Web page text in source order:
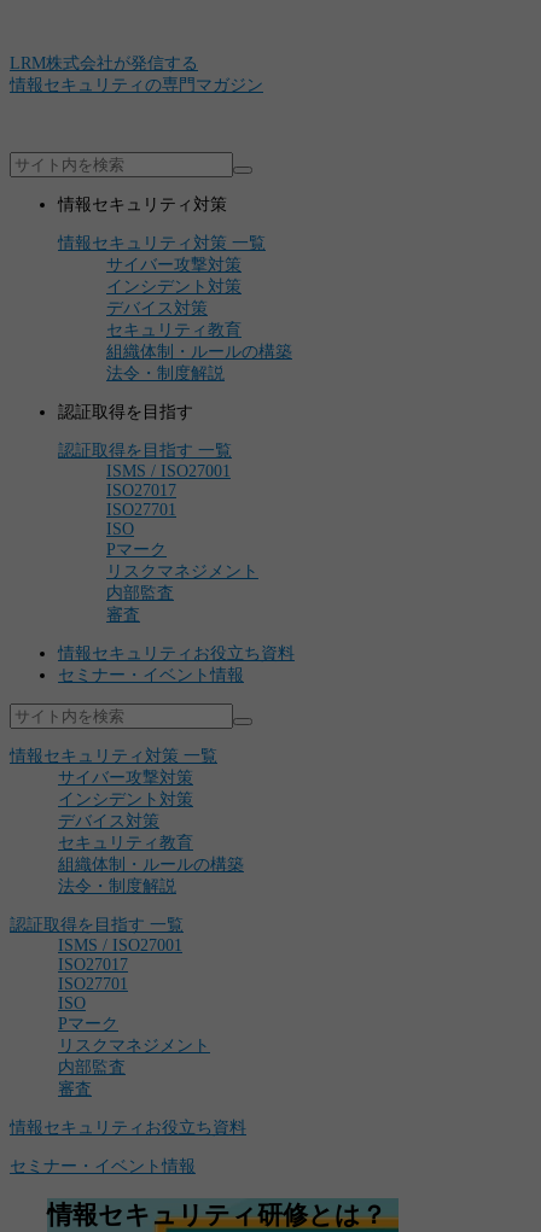
LRM株式会社が発信する
情報セキュリティの専門マガジン
情報セキュリティ対策
情報セキュリティ対策 一覧
サイバー攻撃対策
インシデント対策
デバイス対策
セキュリティ教育
組織体制・ルールの構築
法令・制度解説
認証取得を目指す
認証取得を目指す 一覧
ISMS / ISO27001
ISO27017
ISO27701
ISO
Pマーク
リスクマネジメント
内部監査
審査
情報セキュリティお役立ち資料
セミナー・イベント情報
情報セキュリティ対策 一覧
サイバー攻撃対策
インシデント対策
デバイス対策
セキュリティ教育
組織体制・ルールの構築
法令・制度解説
認証取得を目指す 一覧
ISMS / ISO27001
ISO27017
ISO27701
ISO
Pマーク
リスクマネジメント
内部監査
審査
情報セキュリティお役立ち資料
セミナー・イベント情報
情報セキュリティ研修とは？